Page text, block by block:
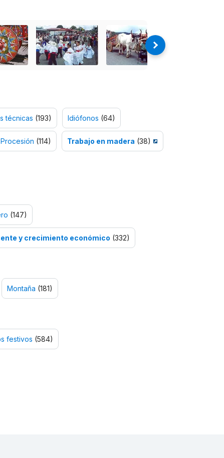
técnicas (193) Idiófonos (64)
Procesión (114) Trabajo en madera (38)
(147)
y crecimiento económico (332)
Montaña (181)
festivos (584)